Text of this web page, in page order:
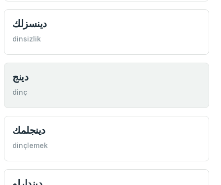
دينسزلك
dinsizlik
دينج
dinç
دينجلمك
dinçlemek